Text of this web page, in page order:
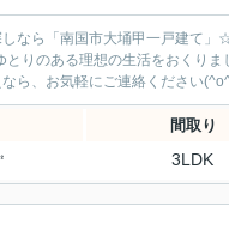
なら「南国市大埇甲一戸建て
りのある理想の生活をおくり
ら、お気軽にご連絡ください
間取り
3LDK